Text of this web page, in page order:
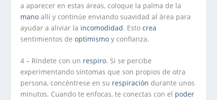
a aparecer en estas áreas, coloque la palma de la
mano allí y continúe enviando suavidad al área para
ayudar a aliviar la incomodidad. Estocrea
sentimientos deoptimismo y confianza.
4 – Ríndete con un respiro. Si se percibe
experimentando síntomas que son propios de otra
persona, concéntrese en su respiración durante unos
minutos. Cuando te enfocas, te conectas con el poder